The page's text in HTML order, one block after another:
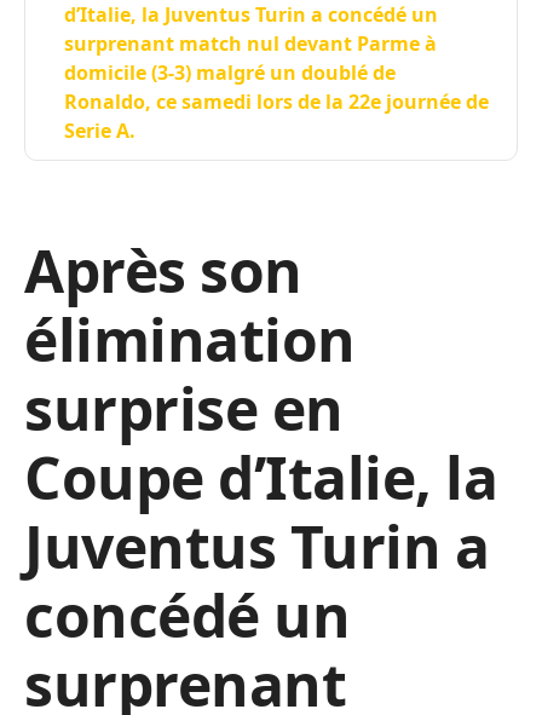
d’Italie, la Juventus Turin a concédé un
surprenant match nul devant Parme à
domicile (3-3) malgré un doublé de
Ronaldo, ce samedi lors de la 22e journée de
Serie A.
Après son
élimination
surprise en
Coupe d’Italie, la
Juventus Turin a
concédé un
surprenant